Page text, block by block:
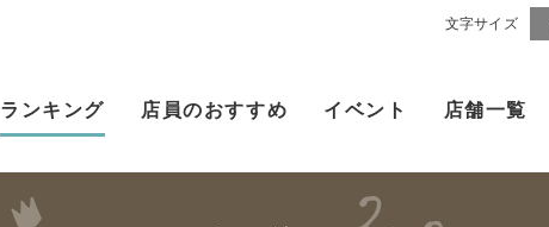
文字サイズ
ランキング 店員のおすすめ イベント 店舗一覧